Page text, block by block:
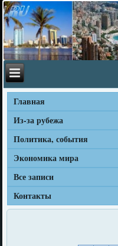
Главная
Из-за рубежа
Политика, события
Экономика мира
Все записи
Контакты